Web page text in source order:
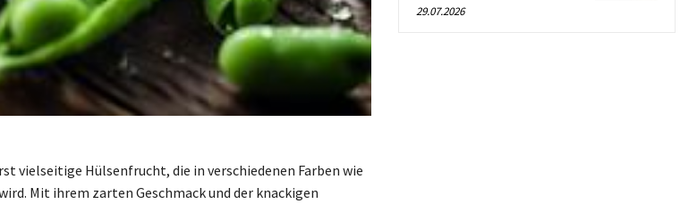
vielseitige Hülsenfrucht, die in verschiedenen Farben wie
Mit ihrem zarten Geschmack und der knackigen
29.07.2026